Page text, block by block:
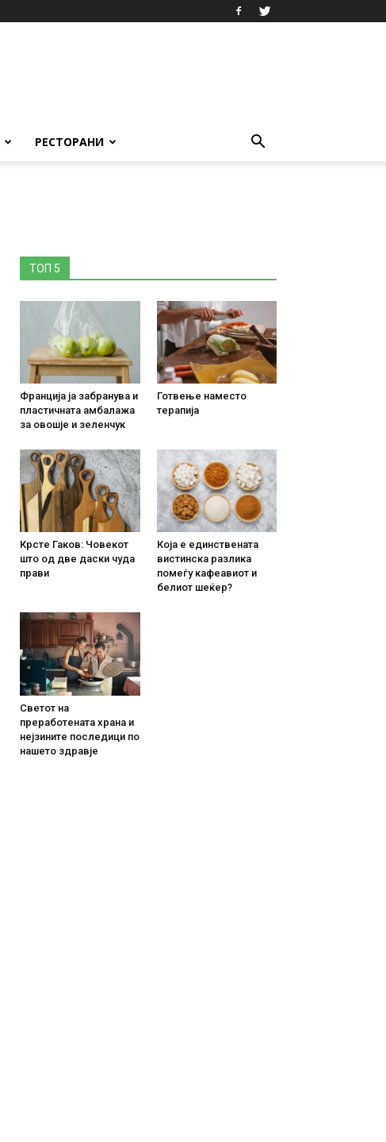
РЕСТОРАНИ
ТОП 5
Франција ја забранува и
пластичната амбалажа
за овошје и зеленчук
Готвење наместо
терапија
Крсте Гаков: Човекот
што од две даски чуда
прави
Која е единствената
вистинска разлика
помеѓу кафеавиот и
белиот шеќер?
Светот на
преработената храна и
нејзините последици по
нашето здравје